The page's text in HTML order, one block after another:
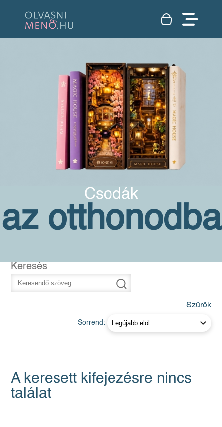
Csodák
az otthonodba
Keresés
Szűrők
Sorrend:
A keresett kifejezésre nincs
találat